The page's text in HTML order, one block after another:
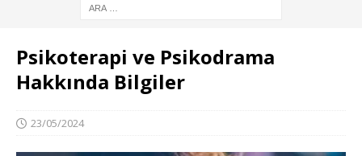
Psikoterapi ve Psikodrama
Hakkında Bilgiler
23/05/2024